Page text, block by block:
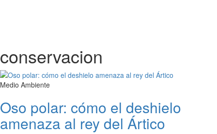
conservacion
Medio Ambiente
Oso polar: cómo el deshielo
amenaza al rey del Ártico